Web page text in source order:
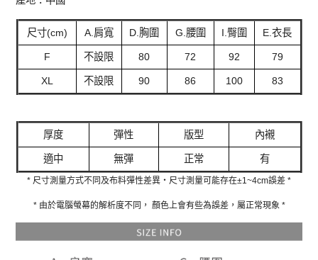
尺寸(cm) A.肩寬 D.胸圍 G.腰圍 I.臀圍 E.衣長
F 不設限 80 72 92 79
XL 不設限 90 86 100 83
厚度 彈性 版型 內襯
適中 無彈 正常 有
* 尺寸測量方式不同及布料彈性差異‧尺寸測量可能存在±1~4cm誤差 *
* 由於電腦螢幕的解析度不同， 顏色上會有些為誤差，屬正常現象 *